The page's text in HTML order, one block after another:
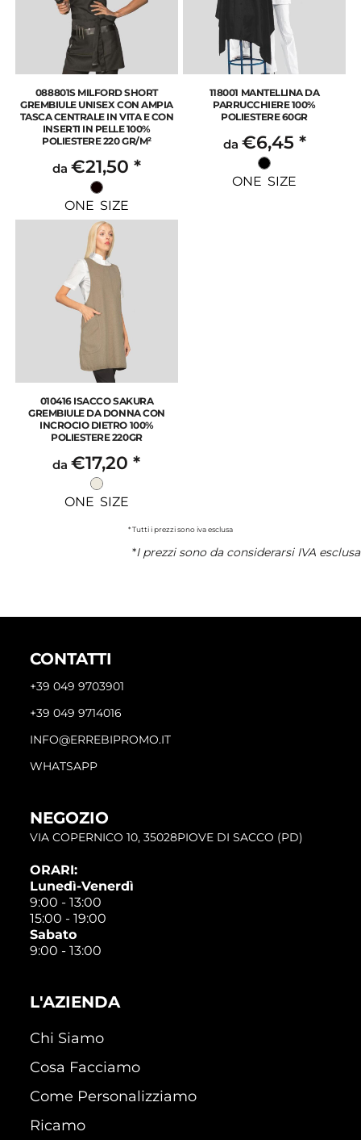
088801S MILFORD SHORT
GREMBIULE UNISEX CON AMPIA
TASCA CENTRALE IN VITA E CON
INSERTI IN PELLE 100%
POLIESTERE 220 GR/M²
da €21,50 *
ONE SIZE
118001 MANTELLINA DA
PARRUCCHIERE 100%
POLIESTERE 60GR
da €6,45 *
ONE SIZE
010416 ISACCO SAKURA
GREMBIULE DA DONNA CON
INCROCIO DIETRO 100%
POLIESTERE 220GR
da€17,20*
ONE SIZE
* Tutti i prezzi sono iva esclusa
*I prezzi sono da considerarsi IVA esclusa
CONTATTI
+39 049 9703901
+39 049 9714016
INFO@ERREBIPROMO.IT
WHATSAPP
NEGOZIO
VIA COPERNICO 10, 35028PIOVE DI SACCO (PD)
ORARI:
Lunedì-Venerdì
9:00 - 13:00
15:00 - 19:00
Sabato
9:00 - 13:00
L'AZIENDA
Chi Siamo
Cosa Facciamo
Come Personalizziamo
Ricamo